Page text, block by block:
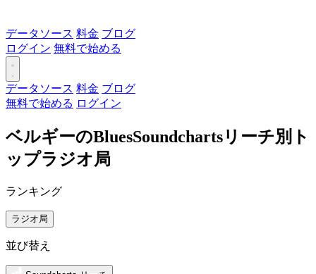
データソース 料金 ブログ
ログイン 無料で始める
データソース 料金 ブログ
無料で始める ログイン
ベルギーのBluesSoundchartsリーチ別ト
ップラジオ局
ランキング
ラジオ局
並び替え